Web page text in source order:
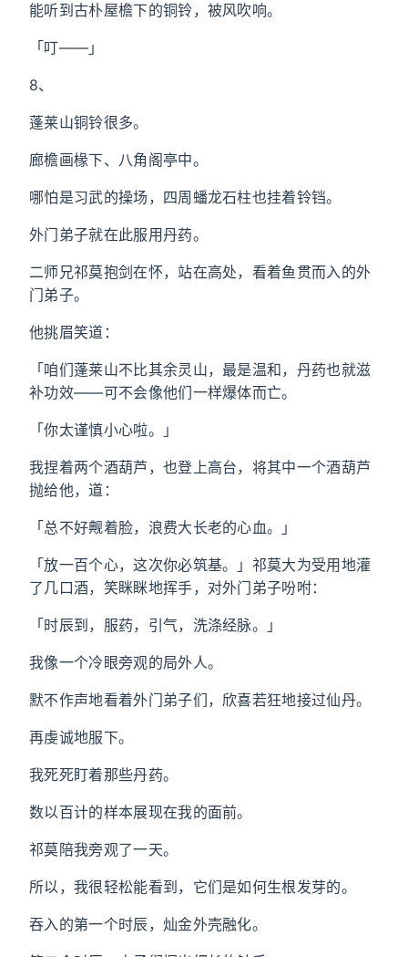
能听到古朴屋檐下的铜铃，被风吹响。
「叮——」
8、
蓬莱山铜铃很多。
廊檐画椽下、八角阁亭中。
哪怕是习武的操场，四周蟠龙石柱也挂着铃铛。
外门弟子就在此服用丹药。
二师兄祁莫抱剑在怀，站在高处，看着鱼贯而入的外
门弟子。
他挑眉笑道：
「咱们蓬莱山不比其余灵山，最是温和，丹药也就滋
补功效——可不会像他们一样爆体而亡。
「你太谨慎小心啦。」
我捏着两个酒葫芦，也登上高台，将其中一个酒葫芦
抛给他，道：
「总不好觍着脸，浪费大长老的心血。」
「放一百个心，这次你必筑基。」祁莫大为受用地灌
了几口酒，笑眯眯地挥手，对外门弟子吩咐：
「时辰到，服药，引气，洗涤经脉。」
我像一个冷眼旁观的局外人。
默不作声地看着外门弟子们，欣喜若狂地接过仙丹。
再虔诚地服下。
我死死盯着那些丹药。
数以百计的样本展现在我的面前。
祁莫陪我旁观了一天。
所以，我很轻松能看到，它们是如何生根发芽的。
吞入的第一个时辰，灿金外壳融化。